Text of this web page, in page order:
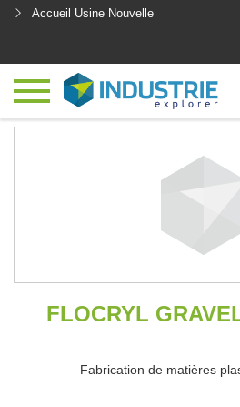
Accueil Usine Nouvelle
FLOCRYL
Fabrication de matières